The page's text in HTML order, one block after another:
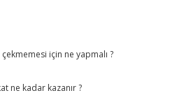
için ne yapmalı ?
ne kadar kazanır ?